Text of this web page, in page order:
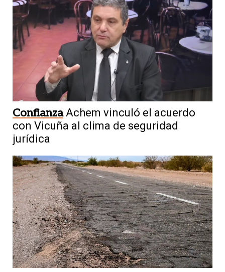
Confianza Achem vinculó el acuerdo
con Vicuña al clima de seguridad
jurídica